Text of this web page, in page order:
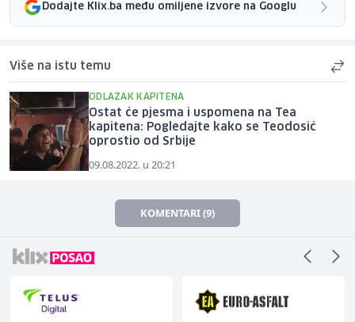
Dodajte Klix.ba među omiljene izvore na Googlu
Više na istu temu
ODLAZAK KAPITENA
Ostat će pjesma i uspomena na Tea
kapitena: Pogledajte kako se Teodosić
oprostio od Srbije
09.08.2022. u 20:21
KOMENTARI (9)